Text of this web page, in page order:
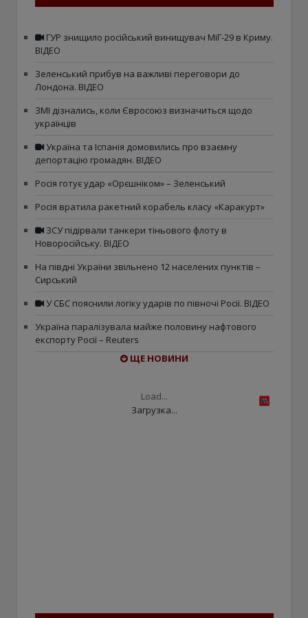
ГУР знищило російський винищувач МіГ-29 в Криму.
ВІДЕО
Зеленський прибув на важливі переговори до
Лондона. ВІДЕО
ЗМІ дізнались, коли Євросоюз визначиться щодо
українців
Україна та Іспанія домовились про взаємну
депортацію громадян. ВІДЕО
Росія готує удар «Орєшніком» – Зеленський
Росія вратила ракетний корабель класу «Каракурт»
ЗСУ підірвали танкери тіньового флоту в
Новоросійську. ВІДЕО
На півдні України звільнено 12 населених пунктів –
Сирський
У СБС пояснили логіку ударів по півночі Росії. ВІДЕО
Україна паралізувала майже половину нафтового
експорту Росії – Reuters
ЩЕ НОВИНИ
Load...
Загрузка...